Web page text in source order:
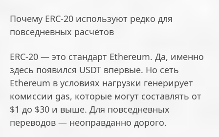
Почему ERC-20 используют редко для
повседневных расчётов
ERC-20 — это стандарт Ethereum. Да, именно
здесь появился USDT впервые. Но сеть
Ethereum в условиях нагрузки генерирует
комиссии gas, которые могут составлять от
$1 до $30 и выше. Для повседневных
переводов — неоправданно дорого.